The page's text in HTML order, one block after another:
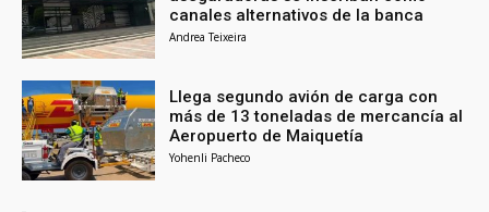
canales alternativos de la banca
Andrea Teixeira
Llega segundo avión de carga con
más de 13 toneladas de mercancía al
Aeropuerto de Maiquetía
Yohenli Pacheco